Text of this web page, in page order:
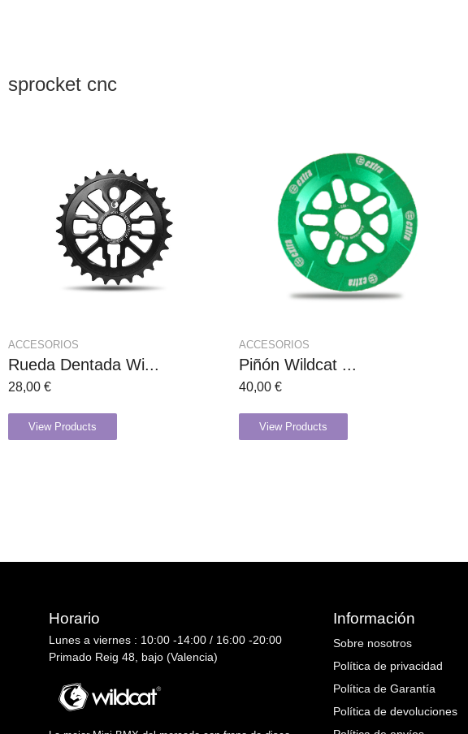
sprocket cnc
ACCESORIOS
Rueda Dentada Wi...
28,00 €
View Products
ACCESORIOS
Piñón Wildcat ...
40,00 €
View Products
Horario
Lunes a viernes : 10:00 -14:00 / 16:00 -20:00
Primado Reig 48, bajo (Valencia)
Información
Sobre nosotros
Política de privacidad
Política de Garantía
Política de devoluciones